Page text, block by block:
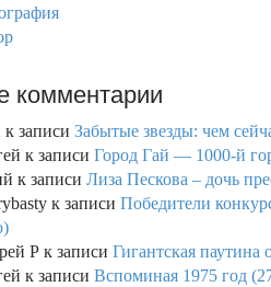
комментарии
к записи Забытые звезды: чем
к записи Город Гай — 1000-й
к записи Лиза Пескова – дочь
к записи Победители
Р к записи Гигантская паутина
к записи Вспоминая 1975 год